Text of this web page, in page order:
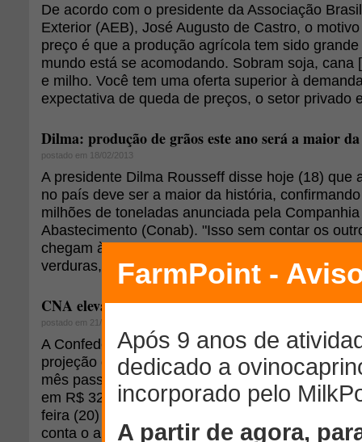
De acordo com o presidente da Associação
Exterior (AEB), José Augusto de Castro, o
preço é que a produção agrícola tem sido
mundo está se acomodando. Sobram soja, cana
e milho. Você tem uma oferta superior à
expectativa de queda de preços, o setor privado
Dilma: produção de grãos este ano será a maior
postado em 18/02/2013
A presidente Dilma Rousseff disse hoje (18) que
no país deve ser a maior da história,
milhões de toneladas anunciada pela
Abastecimento (Conab). "Isso sem contar os
chegam à mesa produzidos pela nossa
verduras, as frutas, as carnes, o leite, o café e o
CNA eleva projeção da renda agropecuária em
postado em 21/11/2012
A Confederação da Agricultura e Pecuária do
projeção de crescimento da renda do setor
mês passado, a CNA estimou o Valor Bruto da
em R$ 328,7 bilhões (+7,9%) e no levantamento
feira (20) prevê expansão de 11,2%, para R$
conta o aumento dos preços dos produtos.